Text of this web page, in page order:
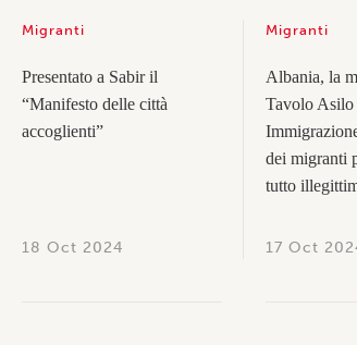
Migranti
Presentato a Sabir il
“Manifesto delle città
accoglienti”
18 Oct 2024
Migranti
Albania, la
Tavolo Asilo
dei migranti
tutto
17 Oct